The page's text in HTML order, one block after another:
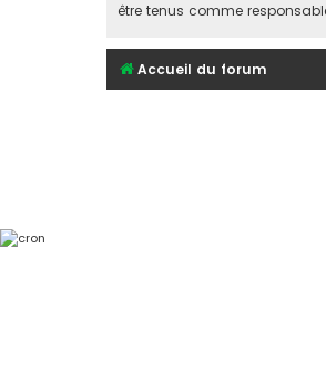
être tenus comme
Accueil du forum